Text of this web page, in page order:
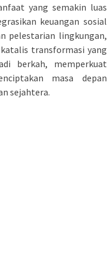
yang semakin luas
keuangan sosial
pelestarian lingkungan,
transformasi yang
berkah, memperkuat
masa depan
sejahtera.